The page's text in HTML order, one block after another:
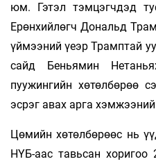
юм. Гэтэл тэмцэгчдэд
Ерөнхийлөгч Дональд
үймээний үеэр Трамптай
сайд Беньямин
пуужингийн хөтөлбөрөө
эсрэг авах арга
Цөмийн хөтөлбөрөөс нь
НҮБ-аас тавьсан